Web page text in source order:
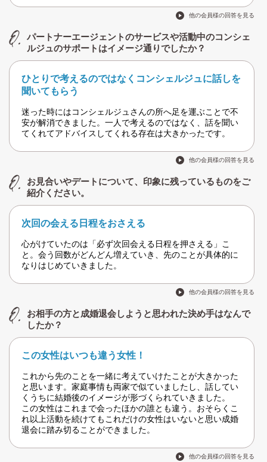
他の会員様の回答を見る
パートナーエージェントのサービスや活動中のコンシェ
ルジュのサポートはイメージ通りでしたか？
ひとりで考えるのではなくコンシェルジュに話しを
聞いてもらう
迷った時にはコンシェルジュさんの所へ足を運ぶことで不
安が解消できました。一人で考えるのではなく、話を聞い
てくれてアドバイスしてくれる存在は大きかったです。
他の会員様の回答を見る
お見合いやデートについて、印象に残っているものをご
紹介ください。
次回の会える日程をおさえる
心がけていたのは「必ず次回会える日程を押さえる」こ
と。会う回数がどんどん増えていき、先のことが具体的に
なりはじめていきました。
他の会員様の回答を見る
お相手の方と成婚退会しようと思われた決め手はなんで
したか？
この女性はいつも違う女性！
これから先のことを一緒に考えていけたことが大きかった
と思います。家庭事情も両家で似ていましたし、話してい
くうちに結婚後のイメージが形づくられていきました。
この女性はこれまで会ったほかの誰とも違う。おそらくこ
れ以上活動を続けてもこれだけの女性はいないと思い成婚
退会に踏み切ることができました。
他の会員様の回答を見る